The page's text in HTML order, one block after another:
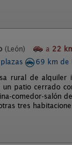
(León) a 22
69 km de
rural de
patio cerrado
comedor-salón
tres